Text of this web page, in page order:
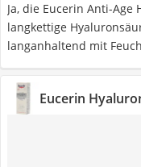
Ja, die Eucerin Anti-
langkettige
langanhaltend mit
Eucerin